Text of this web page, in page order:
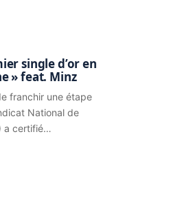
single d’or en
» feat. Minz
franchir une étape
National de
a certifié…